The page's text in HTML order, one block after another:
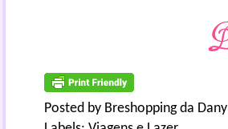
Posted by Breshopping da Dany